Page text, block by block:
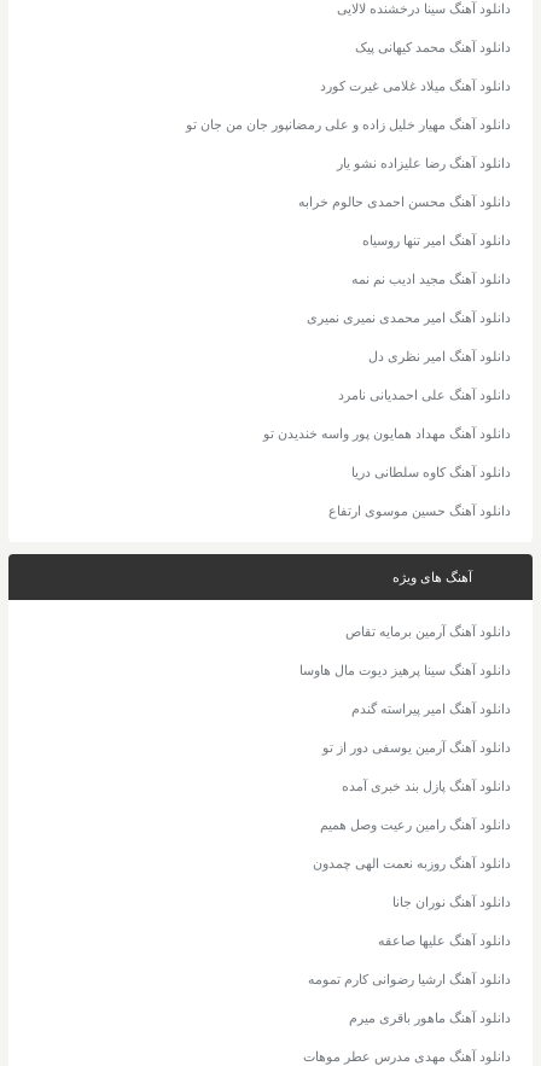
دانلود آهنگ سینا درخشنده لالایی
دانلود آهنگ محمد کیهانی پیک
دانلود آهنگ میلاد غلامی غیرت کورد
دانلود آهنگ مهیار خلیل زاده و علی رمضانپور جان من جان تو
دانلود آهنگ رضا علیزاده نشو یار
دانلود آهنگ محسن احمدی حالوم خرابه
دانلود آهنگ امیر تنها روسیاه
دانلود آهنگ مجید ادیب نم نمه
دانلود آهنگ امیر محمدی نمیری نمیری
دانلود آهنگ امیر نظری دل
دانلود آهنگ علی احمدیانی نامرد
دانلود آهنگ مهداد همایون پور واسه خندیدن تو
دانلود آهنگ کاوه سلطانی دریا
دانلود آهنگ حسین موسوی ارتفاع
آهنگ های ویژه
دانلود آهنگ آرمین برمایه تقاص
دانلود آهنگ سینا پرهیز دیوت مال هاوسا
دانلود آهنگ امیر پیراسته گندم
دانلود آهنگ آرمین یوسفی دور از تو
دانلود آهنگ پازل بند خبری آمده
دانلود آهنگ رامین رعیت وصل همیم
دانلود آهنگ روزبه نعمت الهی چمدون
دانلود آهنگ نوران جانا
دانلود آهنگ علیها صاعقه
دانلود آهنگ ارشیا رضوانی کارم تمومه
دانلود آهنگ ماهور باقری میرم
دانلود آهنگ مهدی مدرس عطر موهات